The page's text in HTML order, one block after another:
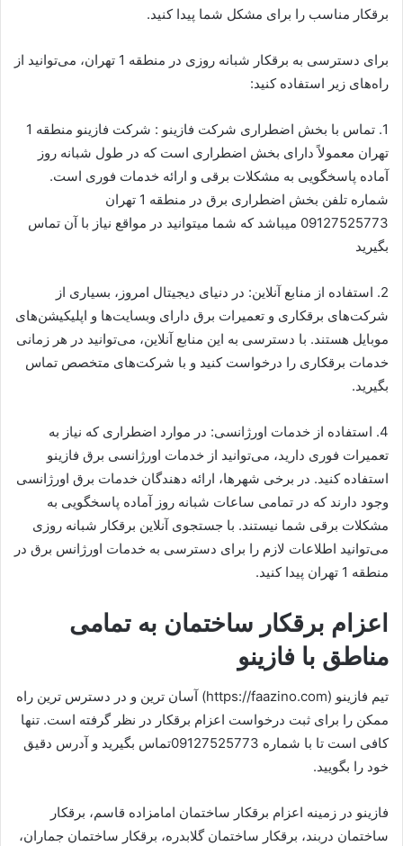
برقکار مناسب را برای مشکل شما پیدا کنید.
برای دسترسی به برقکار شبانه روزی در منطقه 1 تهران، می‌توانید از
راه‌های زیر استفاده کنید:
1. تماس با بخش اضطراری شرکت فازینو : شرکت فازینو منطقه 1
تهران معمولاً دارای بخش اضطراری است که در طول شبانه روز
آماده پاسخگویی به مشکلات برقی و ارائه خدمات فوری است.
شماره تلفن بخش اضطراری برق در منطقه 1 تهران
09127525773 میباشد که شما میتوانید در مواقع نیاز با آن تماس
بگیرید
2. استفاده از منابع آنلاین: در دنیای دیجیتال امروز، بسیاری از
شرکت‌های برقکاری و تعمیرات برق دارای وبسایت‌ها و اپلیکیشن‌های
موبایل هستند. با دسترسی به این منابع آنلاین، می‌توانید در هر زمانی
خدمات برقکاری را درخواست کنید و با شرکت‌های متخصص تماس
بگیرید.
4. استفاده از خدمات اورژانسی: در موارد اضطراری که نیاز به
تعمیرات فوری دارید، می‌توانید از خدمات اورژانسی برق فازینو
استفاده کنید. در برخی شهرها، ارائه دهندگان خدمات برق اورژانسی
وجود دارند که در تمامی ساعات شبانه روز آماده پاسخگویی به
مشکلات برقی شما نیستند. با جستجوی آنلاین برقکار شبانه روزی
می‌توانید اطلاعات لازم را برای دسترسی به خدمات اورژانس برق در
منطقه 1 تهران پیدا کنید.
اعزام برقکار ساختمان به تمامی
مناطق با فازینو
تیم فازینو (https://faazino.com) آسان ترین و در دسترس ترین راه
ممکن را برای ثبت درخواست اعزام برقکار در نظر گرفته است. تنها
کافی است تا با شماره 09127525773تماس بگیرید و آدرس دقیق
خود را بگویید.
فازینو در زمینه اعزام برقکار ساختمان امامزاده قاسم، برقکار
ساختمان دربند، برقکار ساختمان گلابدره، برقکار ساختمان جماران،